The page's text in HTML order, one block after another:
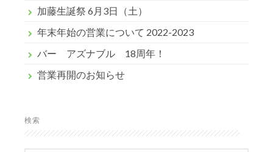
加藤生誕祭 6月3日（土）
年末年始の営業について 2022-2023
バー アズナブル 18周年！
営業再開のお知らせ
検索